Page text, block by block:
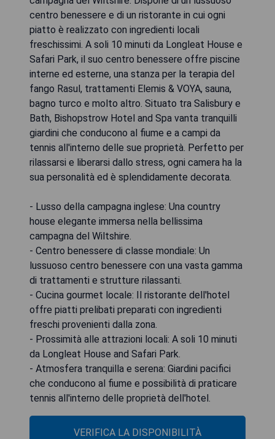
centro benessere e di un ristorante in cui ogni
piatto è realizzato con ingredienti locali
freschissimi. A soli 10 minuti da Longleat House e
Safari Park, il suo centro benessere offre piscine
interne ed esterne, una stanza per la terapia del
fango Rasul, trattamenti Elemis & VOYA, sauna,
bagno turco e molto altro. Situato tra Salisbury e
Bath, Bishopstrow Hotel and Spa vanta tranquilli
giardini che conducono al fiume e a campi da
tennis all'interno delle sue proprietà. Perfetto per
rilassarsi e liberarsi dallo stress, ogni camera ha la
sua personalità ed è splendidamente decorata.
- Lusso della campagna inglese: Una country
house elegante immersa nella bellissima
campagna del Wiltshire.
- Centro benessere di classe mondiale: Un
lussuoso centro benessere con una vasta gamma
di trattamenti e strutture rilassanti.
- Cucina gourmet locale: Il ristorante dell'hotel
offre piatti prelibati preparati con ingredienti
freschi provenienti dalla zona.
- Prossimità alle attrazioni locali: A soli 10 minuti
da Longleat House and Safari Park.
- Atmosfera tranquilla e serena: Giardini pacifici
che conducono al fiume e possibilità di praticare
tennis all'interno delle proprietà dell'hotel.
VERIFICA LA DISPONIBILITÀ